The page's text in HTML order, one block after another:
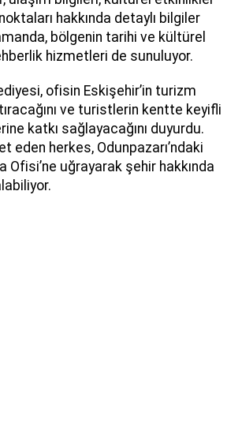
hakkında detaylı bilgiler
bölgenin tarihi ve kültürel
hizmetleri de sunuluyor.
ofisin Eskişehir’in turizm
ve turistlerin kentte keyifli
katkı sağlayacağını duyurdu.
eden herkes, Odunpazarı’ndaki
Ofisi’ne uğrayarak şehir hakkında